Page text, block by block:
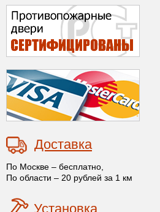
Доставка
По Москве – бесплатно,
По области – 20 рублей за 1 км
Установка